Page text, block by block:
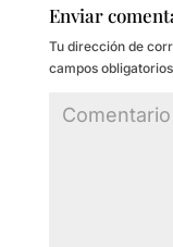
Enviar
Tu dirección de
campos